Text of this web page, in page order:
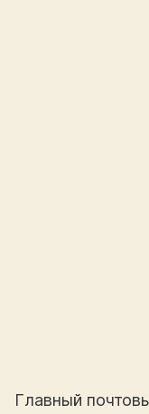
Главный